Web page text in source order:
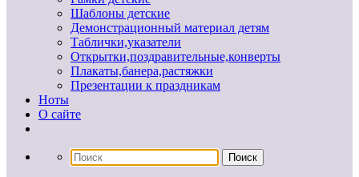
Шаблоны детские
Демонстрационный материал детям
Таблички,указатели
Открытки,поздравительные,конверты
Плакаты,банера,растяжки
Презентации к праздникам
Ноты
О сайте